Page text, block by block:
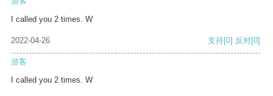
I called you 2 times. W
2022-04-26 支持[0] 反对[0]
游客
I called you 2 times. W